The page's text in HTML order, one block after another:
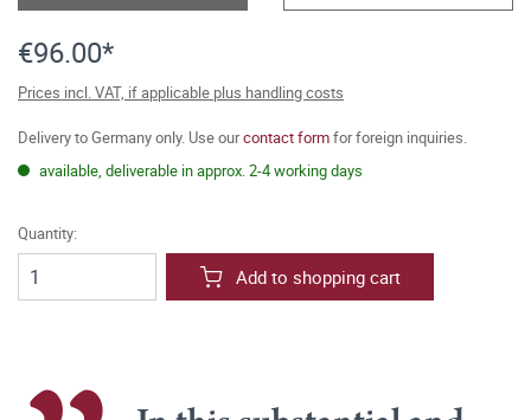
€96.00*
Prices incl. VAT, if applicable plus handling costs
Delivery to Germany only. Use ourcontact formfor foreign inquiries.
available, deliverable in approx. 2-4 working days
Quantity:
Add to shopping cart